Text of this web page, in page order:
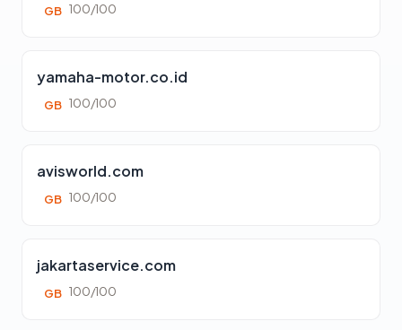
GB 100/100
yamaha-motor.co.id
GB 100/100
avisworld.com
GB 100/100
jakartaservice.com
GB 100/100